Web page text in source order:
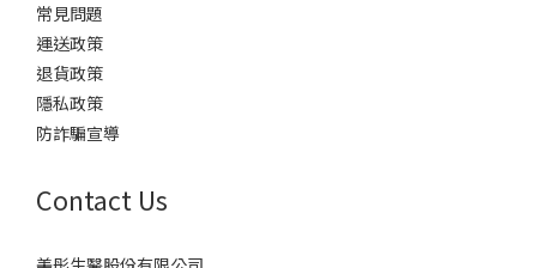
常見問題
運送政策
退貨政策
隱私政策
防詐騙宣導
Contact Us